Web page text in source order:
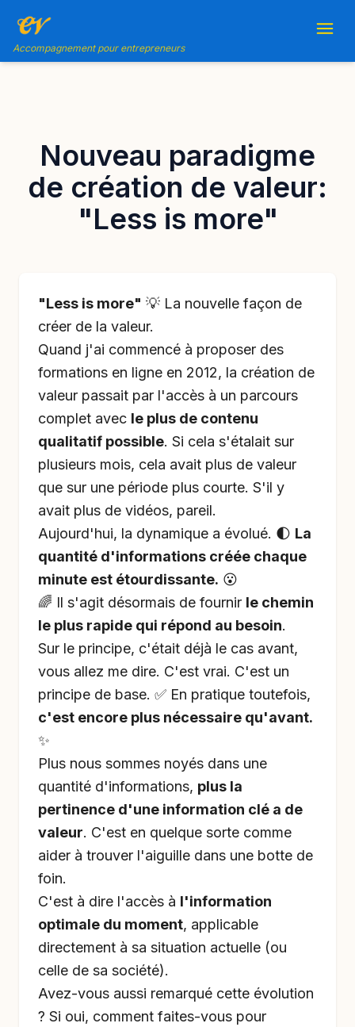
Accompagnement pour entrepreneurs
Nouveau paradigme
de création de valeur:
"Less is more"
"Less is more" 💡 La nouvelle façon de
créer de la valeur.
Quand j'ai commencé à proposer des
formations en ligne en 2012, la création de
valeur passait par l'accès à un parcours
complet avec le plus de contenu
qualitatif possible. Si cela s'étalait sur
plusieurs mois, cela avait plus de valeur
que sur une période plus courte. S'il y
avait plus de vidéos, pareil.
Aujourd'hui, la dynamique a évolué. 🌓 La
quantité d'informations créée chaque
minute est étourdissante. 😮
🌈 Il s'agit désormais de fournir le chemin
le plus rapide qui répond au besoin.
Sur le principe, c'était déjà le cas avant,
vous allez me dire. C'est vrai. C'est un
principe de base. ✅ En pratique toutefois,
c'est encore plus nécessaire qu'avant.
✨
Plus nous sommes noyés dans une
quantité d'informations, plus la
pertinence d'une information clé a de
valeur. C'est en quelque sorte comme
aider à trouver l'aiguille dans une botte de
foin.
C'est à dire l'accès à l'information
optimale du moment, applicable
directement à sa situation actuelle (ou
celle de sa société).
Avez-vous aussi remarqué cette évolution
? Si oui, comment faites-vous pour